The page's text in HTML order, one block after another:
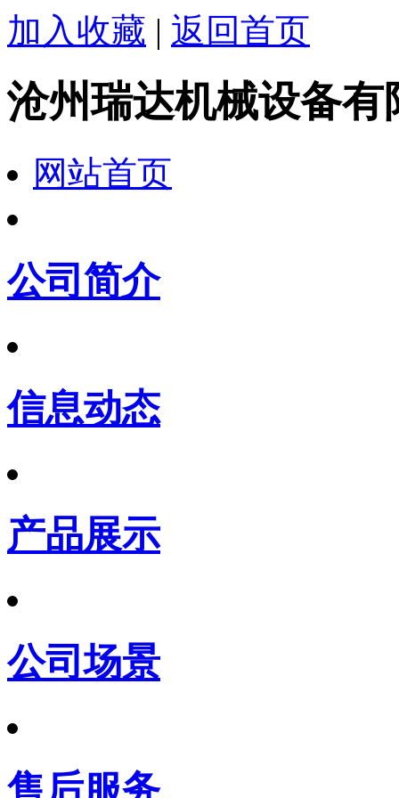
加入收藏 | 返回首页
沧州瑞达机械设备有
网站首页
公司简介
信息动态
产品展示
公司场景
售后服务